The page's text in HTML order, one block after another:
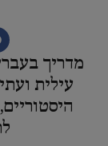
מדריך
עילית